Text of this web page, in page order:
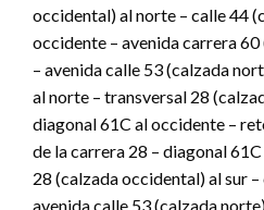
occidental) al norte – calle 44
occidente – avenida carrera
– avenida calle 53 (calzada
al norte – transversal 28
diagonal 61C al occidente –
de la carrera 28 – diagonal
28 (calzada occidental) al sur –
avenida calle 53 (calzada